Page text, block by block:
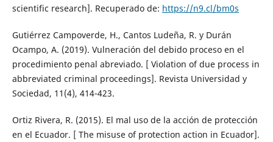
scientific research]. Recuperado de: https://n9.cl/bm0s
Gutiérrez Campoverde, H., Cantos Ludeña, R. y Durán
Ocampo, A. (2019). Vulneración del debido proceso en el
procedimiento penal abreviado. [ Violation of due process in
abbreviated criminal proceedings]. Revista Universidad y
Sociedad, 11(4), 414-423.
Ortiz Rivera, R. (2015). El mal uso de la acción de protección
en el Ecuador. [ The misuse of protection action in Ecuador].